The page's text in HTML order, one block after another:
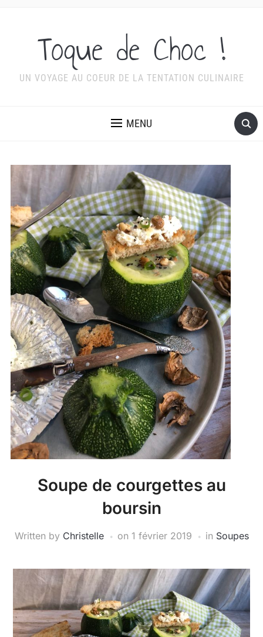
Toque de Choc !
UN VOYAGE AU COEUR DE LA TENTATION CULINAIRE
MENU
Soupe de courgettes au
boursin
Written by Christelle on 1 février 2019 in Soupes